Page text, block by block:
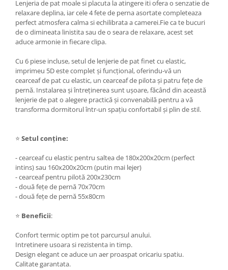
Lenjeria de pat moale si placuta la atingere iti ofera o senzatie de
relaxare deplina, iar cele 4 fete de perna asortate completeaza
perfect atmosfera calma si echilibrata a camerei.Fie ca te bucuri
de o dimineata linistita sau de o seara de relaxare, acest set
aduce armonie in fiecare clipa.
Cu 6 piese incluse, setul de lenjerie de pat finet cu elastic,
imprimeu 5D este complet și funcțional, oferindu-vă un
cearceaf de pat cu elastic, un cearceaf de pilota și patru fețe de
pernă. Instalarea și întreținerea sunt ușoare, făcând din această
lenjerie de pat o alegere practică și convenabilă pentru a vă
transforma dormitorul într-un spațiu confortabil și plin de stil.
⭐ Setul conține:
- cearceaf cu elastic pentru saltea de 180x200x20cm (perfect
intins) sau 160x200x20cm (putin mai lejer)
- cearceaf pentru pilotă 200x230cm
- două fețe de pernă 70x70cm
- două fețe de pernă 55x80cm
⭐ Beneficii:
Confort termic optim pe tot parcursul anului.
Intretinere usoara si rezistenta in timp.
Design elegant ce aduce un aer proaspat oricariu spatiu.
Calitate garantata.